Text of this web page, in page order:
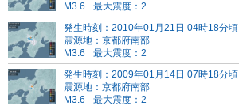
M3.6
最大震度：2
発生時刻：2010年01月21日 04時18分頃
震源地：京都府南部
M3.6
最大震度：2
発生時刻：2009年01月14日 07時18分頃
震源地：京都府南部
M3.6
最大震度：2